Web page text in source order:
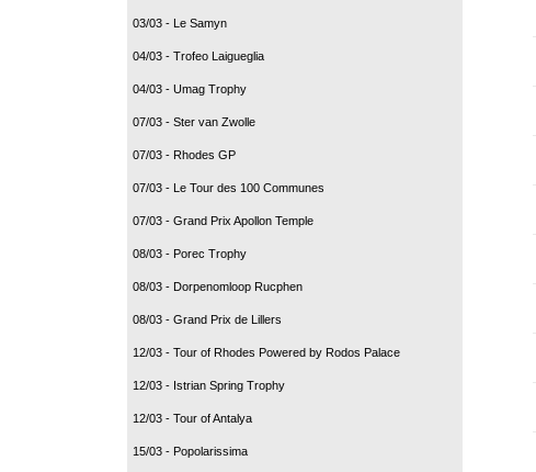
03/03 - Le Samyn
04/03 - Trofeo Laigueglia
04/03 - Umag Trophy
07/03 - Ster van Zwolle
07/03 - Rhodes GP
07/03 - Le Tour des 100 Communes
07/03 - Grand Prix Apollon Temple
08/03 - Porec Trophy
08/03 - Dorpenomloop Rucphen
08/03 - Grand Prix de Lillers
12/03 - Tour of Rhodes Powered by Rodos Palace
12/03 - Istrian Spring Trophy
12/03 - Tour of Antalya
15/03 - Popolarissima